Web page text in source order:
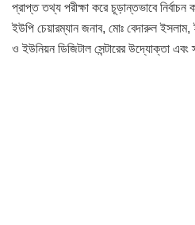
প্রাপ্ত তথ্য পরীক্ষা করে চূড়ান্তভাবে
ইউপি চেয়ারম্যান জনাব, মোঃ বেদারুল
ও ইউনিয়ন ডিজিটাল সেন্টারের উদ্যোক্তা